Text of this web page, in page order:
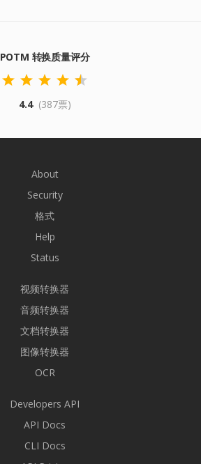
POTM 转换质量评分
4.4 (387票)
About
Security
格式
Help
Status
视频转换器
音频转换器
文档转换器
图像转换器
OCR
Developers API
API Docs
CLI Docs